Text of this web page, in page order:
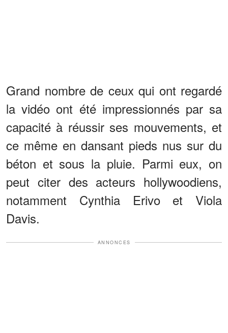
Grand nombre de ceux qui ont regardé
la vidéo ont été impressionnés par sa
capacité à réussir ses mouvements, et
ce même en dansant pieds nus sur du
béton et sous la pluie. Parmi eux, on
peut citer des acteurs hollywoodiens,
notamment Cynthia Erivo et Viola
Davis.
ANNONCES